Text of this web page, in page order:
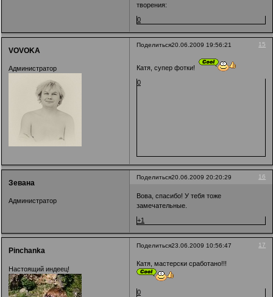
творения:
0
Поделиться 15
20.06.2009 19:56:21
VOVOKA
Администратор
Катя, супер фотки!
0
Поделиться 16
20.06.2009 20:20:29
Зевана
Администратор
Вова, спасибо! У тебя тоже
замечательные.
+1
Поделиться 17
23.06.2009 10:56:47
Pinchanka
Настоящий индеец!
Катя, мастерски сработано!!!
0